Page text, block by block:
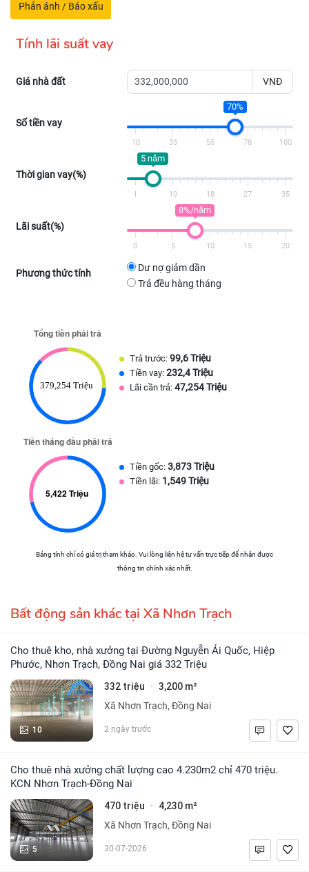
Phản ánh / Báo xấu
Tính lãi suất vay
Giá nhà đất VNĐ
Số tiền vay
70%
10 33 55 78 100
Thời gian vay(%)
5 năm
1 10 18 27 35
Lãi suất(%)
8%/năm
0 5 10 15 20
Phương thức tính
Dư nợ giảm dần
Trả đều hàng tháng
Trả trước: 99,6 Triệu
Tiền vay: 232,4 Triệu
Lãi cần trả: 47,254 Triệu
Tiền gốc: 3,873 Triệu
Tiền lãi: 1,549 Triệu
Bảng tính chỉ có giá trị tham khảo. Vui lòng liên hệ tư vấn trực tiếp để nhận được
thông tin chính xác nhất.
Bất động sản khác tại Xã Nhơn Trạch
Cho thuê kho, nhà xưởng tại Đường Nguyễn Ái Quốc, Hiệp
Phước, Nhơn Trạch, Đồng Nai giá 332 Triệu
10
332 triệu · 3,200 m²
Xã Nhơn Trạch, Đồng Nai
2 ngày trước
Cho thuê nhà xưởng chất lượng cao 4.230m2 chỉ 470 triệu.
KCN Nhơn Trạch-Đồng Nai
5
470 triệu · 4,230 m²
Xã Nhơn Trạch, Đồng Nai
30-07-2026